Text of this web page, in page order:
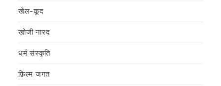
खेल-कूद
खोजी नारद
धर्म संस्कृति
फ़िल्‍म जगत